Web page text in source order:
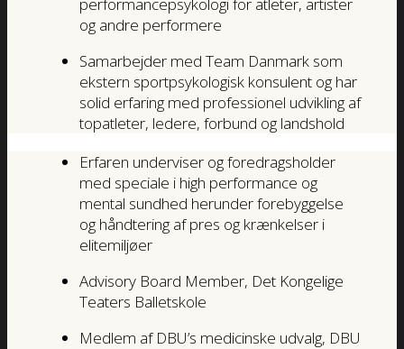
og andre performere
Samarbejder med Team Danmark som
ekstern sportpsykologisk konsulent og har
solid erfaring med professionel udvikling af
topatleter, ledere, forbund og landshold
Erfaren underviser og foredragsholder
med speciale i high performance og
mental sundhed herunder forebyggelse
og håndtering af pres og krænkelser i
elitemiljøer
Advisory Board Member, Det Kongelige
Teaters Balletskole
Medlem af DBU’s medicinske udvalg, DBU